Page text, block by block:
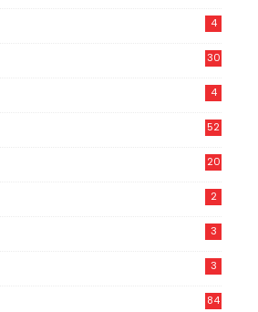
4
30
4
52
20
2
3
3
84